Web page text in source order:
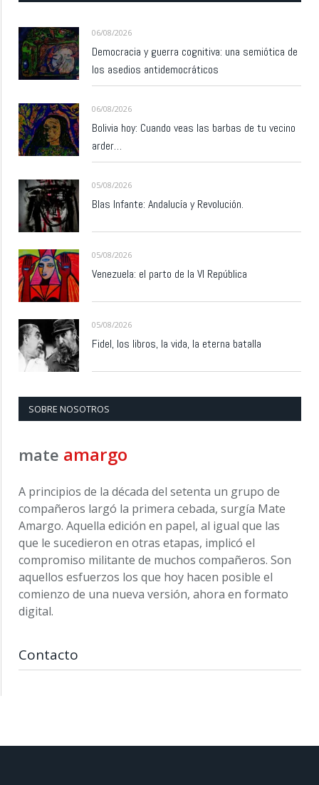
06/08/2026
Democracia y guerra cognitiva: una semiótica de
los asedios antidemocráticos
06/08/2026
Bolivia hoy: Cuando veas las barbas de tu vecino
arder…
05/08/2026
Blas Infante: Andalucía y Revolución.
05/08/2026
Venezuela: el parto de la VI República
05/08/2026
Fidel, los libros, la vida, la eterna batalla
SOBRE NOSOTROS
mate amargo
A principios de la década del setenta un grupo de
compañeros largó la primera cebada, surgía Mate
Amargo. Aquella edición en papel, al igual que las
que le sucedieron en otras etapas, implicó el
compromiso militante de muchos compañeros. Son
aquellos esfuerzos los que hoy hacen posible el
comienzo de una nueva versión, ahora en formato
digital.
Contacto